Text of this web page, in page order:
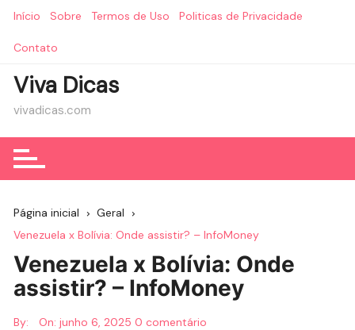
Início Sobre Termos de Uso Politicas de Privacidade
Contato
Viva Dicas
vivadicas.com
Página inicial
Geral
Venezuela x Bolívia: Onde assistir? – InfoMoney
Venezuela x Bolívia: Onde
assistir? – InfoMoney
By: On:junho 6, 2025 0 comentário